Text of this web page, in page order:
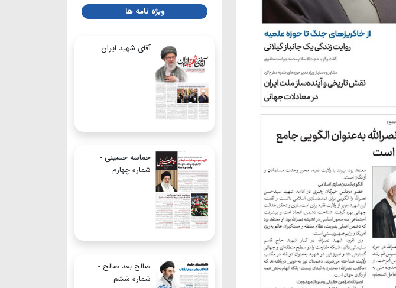
ویژه نامه ها
آقای شهید ایران
حماسه حسینی -
شماره چهارم
صالح بعد صالح -
شماره ششم